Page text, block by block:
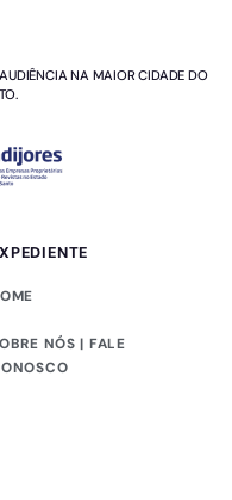
NA MAIOR CIDADE DO
NÓS | FALE